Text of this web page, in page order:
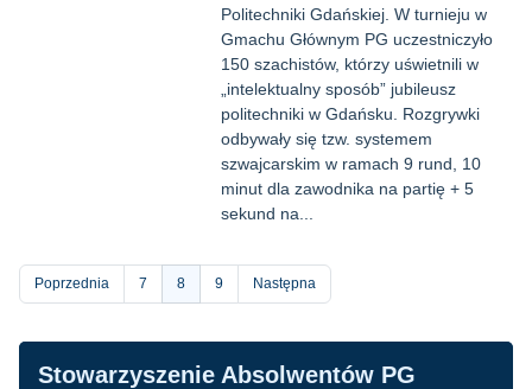
Politechniki Gdańskiej. W turnieju w
Gmachu Głównym PG uczestniczyło
150 szachistów, którzy uświetnili w
„intelektualny sposób” jubileusz
politechniki w Gdańsku. Rozgrywki
odbywały się tzw. systemem
szwajcarskim w ramach 9 rund, 10
minut dla zawodnika na partię + 5
sekund na...
Stronicowanie
Poprzednia Strona
7
Bieżąca
strona
8 Strona
9 Następna
Nawigacja
Stowarzyszenie Absolwentów PG